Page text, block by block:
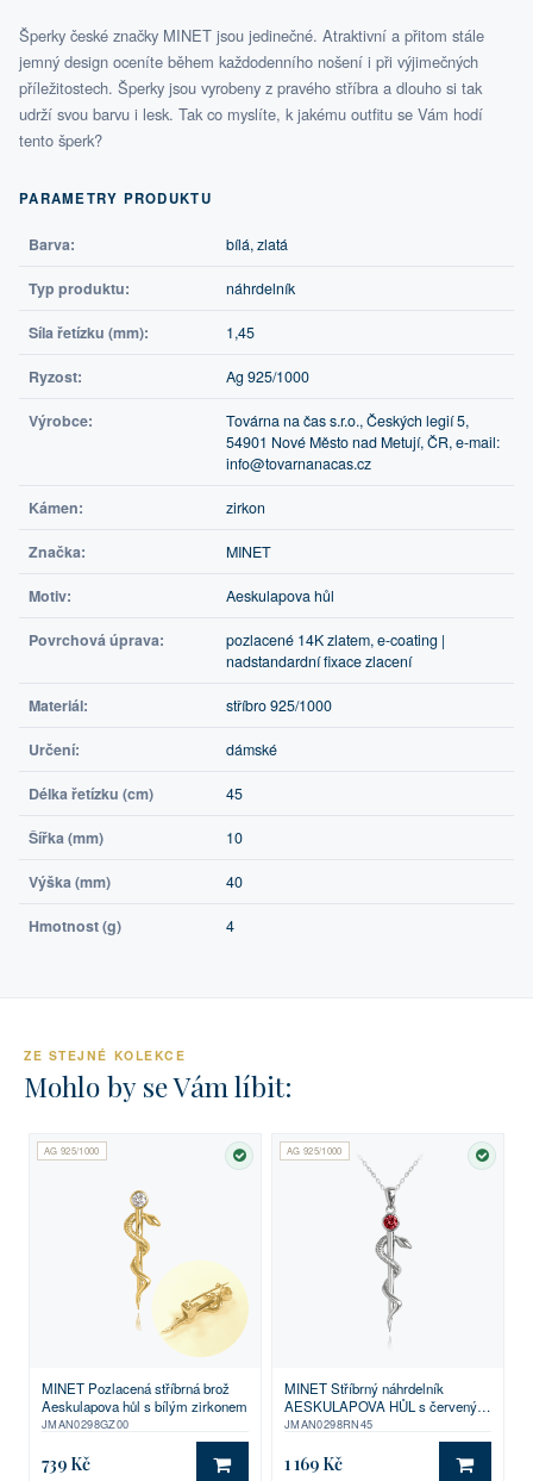
Šperky české značky MINET jsou jedinečné. Atraktivní a přitom stále
jemný design oceníte během každodenního nošení i při výjimečných
příležitostech. Šperky jsou vyrobeny z pravého stříbra a dlouho si tak
udrží svou barvu i lesk. Tak co myslíte, k jakému outfitu se Vám hodí
tento šperk?
PARAMETRY PRODUKTU
Barva: bílá, zlatá
Typ produktu: náhrdelník
Síla řetízku (mm): 1,45
Ryzost: Ag 925/1000
Výrobce:
Továrna na čas s.r.o., Českých legií 5,
54901 Nové Město nad Metují, ČR, e-mail:
info@tovarnanacas.cz
Kámen: zirkon
Značka: MINET
Motiv: Aeskulapova hůl
Povrchová úprava:
pozlacené 14K zlatem, e-coating |
nadstandardní fixace zlacení
Materiál: stříbro 925/1000
Určení: dámské
Délka řetízku (cm) 45
Šířka (mm) 10
Výška (mm) 40
Hmotnost (g) 4
ZE STEJNÉ KOLEKCE
Mohlo by se Vám líbit:
AG 925/1000
SKLADEM
MINET Pozlacená stříbrná brož
Aeskulapova hůl s bílým zirkonem
JMAN0298GZ00
739 Kč DO KOŠÍKU
AG 925/1000
MINET Stříbrný náhrdelník
AESKULAPOVA HŮL s červeným
zirkonem
JMAN0298RN45
1 169 Kč DO